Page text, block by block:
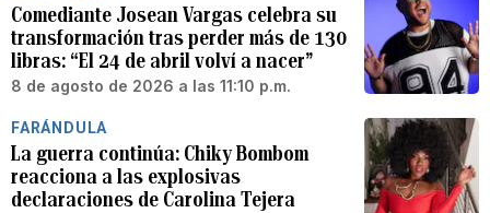
Comediante Josean Vargas celebra su
transformación tras perder más de 130
libras: “El 24 de abril volví a nacer”
8 de agosto de 2026 a las 11:10 p.m.
FARÁNDULA
La guerra continúa: Chiky Bombom
reacciona a las explosivas
declaraciones de Carolina Tejera